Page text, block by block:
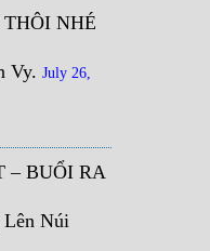
NHÉ
Vy. July 26,
– BUỔI RA
Núi